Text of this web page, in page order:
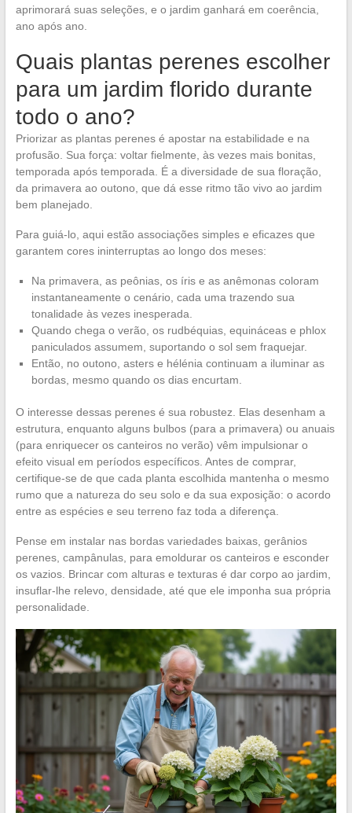
aprimorará suas seleções, e o jardim ganhará em coerência,
ano após ano.
Quais plantas perenes escolher
para um jardim florido durante
todo o ano?
Priorizar as plantas perenes é apostar na estabilidade e na
profusão. Sua força: voltar fielmente, às vezes mais bonitas,
temporada após temporada. É a diversidade de sua floração,
da primavera ao outono, que dá esse ritmo tão vivo ao jardim
bem planejado.
Para guiá-lo, aqui estão associações simples e eficazes que
garantem cores ininterruptas ao longo dos meses:
Na primavera, as peônias, os íris e as anêmonas coloram
instantaneamente o cenário, cada uma trazendo sua
tonalidade às vezes inesperada.
Quando chega o verão, os rudbéquias, equináceas e phlox
paniculados assumem, suportando o sol sem fraquejar.
Então, no outono, asters e hélénia continuam a iluminar as
bordas, mesmo quando os dias encurtam.
O interesse dessas perenes é sua robustez. Elas desenham a
estrutura, enquanto alguns bulbos (para a primavera) ou anuais
(para enriquecer os canteiros no verão) vêm impulsionar o
efeito visual em períodos específicos. Antes de comprar,
certifique-se de que cada planta escolhida mantenha o mesmo
rumo que a natureza do seu solo e da sua exposição: o acordo
entre as espécies e seu terreno faz toda a diferença.
Pense em instalar nas bordas variedades baixas, gerânios
perenes, campânulas, para emoldurar os canteiros e esconder
os vazios. Brincar com alturas e texturas é dar corpo ao jardim,
insuflar-lhe relevo, densidade, até que ele imponha sua própria
personalidade.